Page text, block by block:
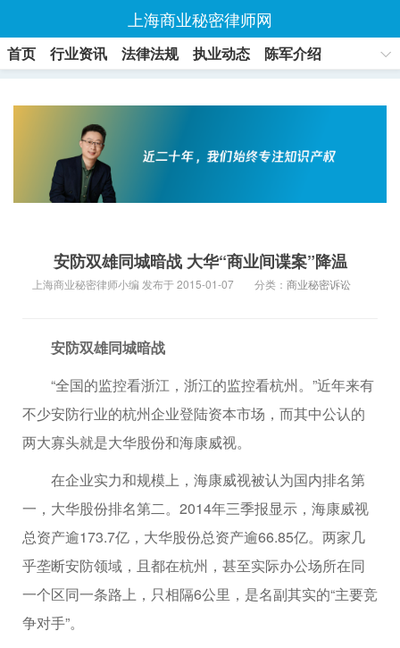
上海商业秘密律师网
首页 行业资讯 法律法规 执业动态
陈军介绍
安防双雄同城暗战 大华“商业间谍案”降温
上海商业秘密律师小编 发布于 2015-01-07 分类： 商业秘密诉讼
安防双雄同城暗战
“全国的监控看浙江，浙江的监控看杭州。”近年来有
不少安防行业的杭州企业登陆资本市场，而其中公认的
两大寡头就是大华股份和海康威视。
在企业实力和规模上，海康威视被认为国内排名第
一，大华股份排名第二。2014年三季报显示，海康威视
总资产逾173.7亿，大华股份总资产逾66.85亿。两家几
乎垄断安防领域，且都在杭州，甚至实际办公场所在同
一个区同一条路上，只相隔6公里，是名副其实的“主要竞
争对手”。